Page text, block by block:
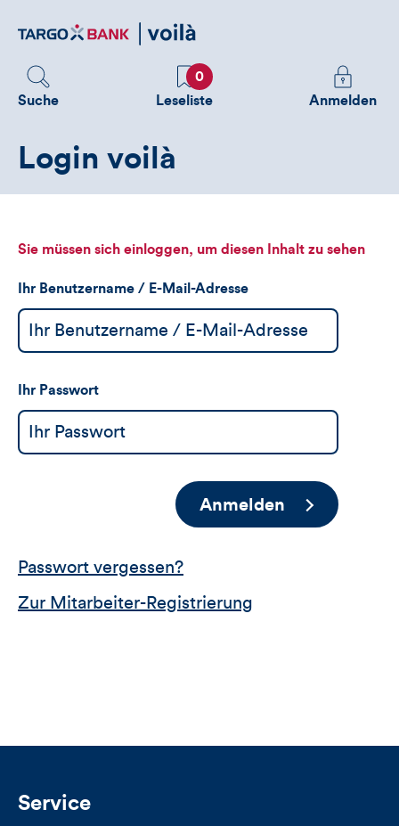
zum
Suche
Favoriten
0
Leseliste
Melden
Sie
sehen
Anmelden
Login voilà
Sie müssen sich einloggen, um diesen Inhalt zu sehen
Ihr Benutzername / E-Mail-Adresse
Ihr Passwort
Anmelden
Passwort vergessen?
Zur Mitarbeiter-Registrierung
Service